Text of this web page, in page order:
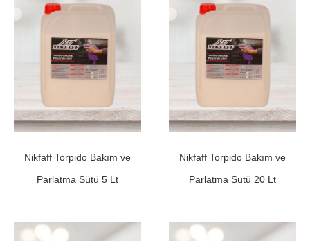
Nikfaff Torpido Bakım ve
Parlatma Sütü 5 Lt
Nikfaff Torpido Bakım ve
Parlatma Sütü 20 Lt